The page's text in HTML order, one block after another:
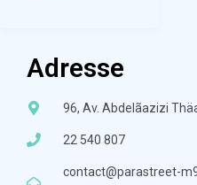
Adresse
96, Av. Abdelãazizi
22 540 807
contact@parastreet-